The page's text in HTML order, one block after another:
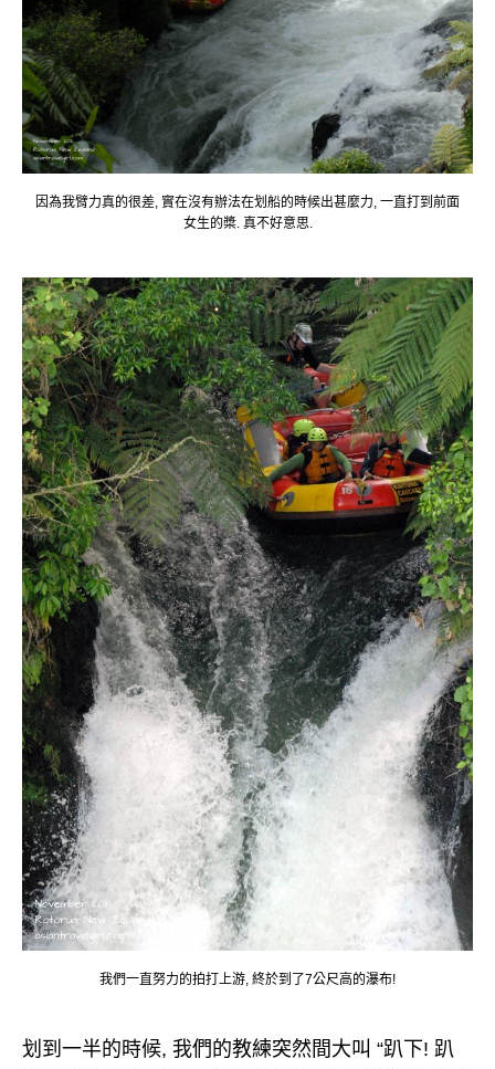
因為我臂力真的很差, 實在沒有辦法在划船的時候出甚麼力, 一直打到前面
女生的槳. 真不好意思.
我們一直努力的拍打上游, 終於到了7公尺高的瀑布!
划到一半的時候, 我們的教練突然間大叫 “趴下! 趴